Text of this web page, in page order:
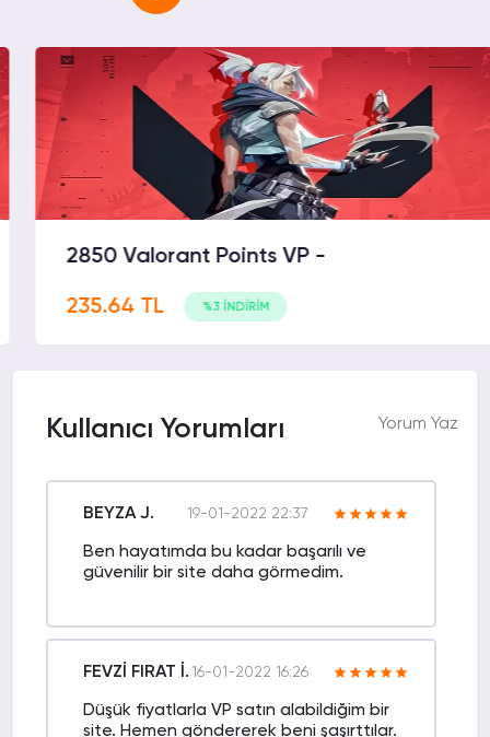
2850 Valorant Points VP -
235.64 TL %3 İNDİRİM
Kullanıcı Yorumları Yorum Yaz
BEYZA J. 19-01-2022 22:37
Ben hayatımda bu kadar başarılı ve
güvenilir bir site daha görmedim.
FEVZİ FIRAT İ. 16-01-2022 16:26
Düşük fiyatlarla VP satın alabildiğim bir
site. Hemen göndererek beni şaşırttılar.